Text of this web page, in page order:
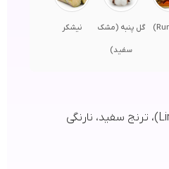
گل پنبه (مشک
سفید)
نیشکر
نارگیل، لیموترش سبز (Lime)، ترنج سفید، نارنگی